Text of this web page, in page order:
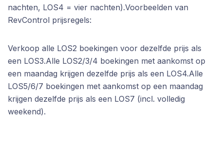
nachten, LOS4 = vier nachten).Voorbeelden van
RevControl prijsregels:
Verkoop alle LOS2 boekingen voor dezelfde prijs als
een LOS3.Alle LOS2/3/4 boekingen met aankomst op
een maandag krijgen dezelfde prijs als een LOS4.Alle
LOS5/6/7 boekingen met aankomst op een maandag
krijgen dezelfde prijs als een LOS7 (incl. volledig
weekend).